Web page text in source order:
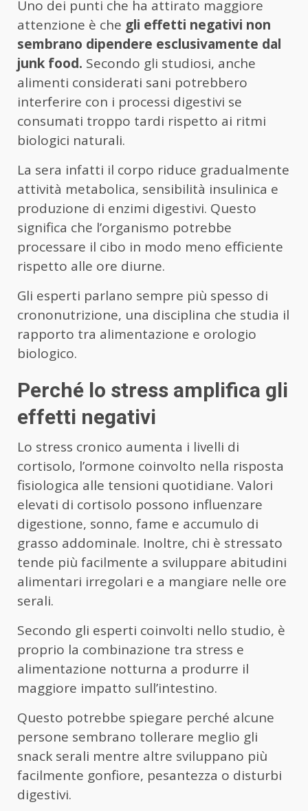
Uno dei punti che ha attirato maggiore
attenzione è che gli effetti negativi non
sembrano dipendere esclusivamente dal
junk food. Secondo gli studiosi, anche
alimenti considerati sani potrebbero
interferire con i processi digestivi se
consumati troppo tardi rispetto ai ritmi
biologici naturali.
La sera infatti il corpo riduce gradualmente
attività metabolica, sensibilità insulinica e
produzione di enzimi digestivi. Questo
significa che l’organismo potrebbe
processare il cibo in modo meno efficiente
rispetto alle ore diurne.
Gli esperti parlano sempre più spesso di
crononutrizione, una disciplina che studia il
rapporto tra alimentazione e orologio
biologico.
Perché lo stress amplifica gli
effetti negativi
Lo stress cronico aumenta i livelli di
cortisolo, l’ormone coinvolto nella risposta
fisiologica alle tensioni quotidiane. Valori
elevati di cortisolo possono influenzare
digestione, sonno, fame e accumulo di
grasso addominale. Inoltre, chi è stressato
tende più facilmente a sviluppare abitudini
alimentari irregolari e a mangiare nelle ore
serali.
Secondo gli esperti coinvolti nello studio, è
proprio la combinazione tra stress e
alimentazione notturna a produrre il
maggiore impatto sull’intestino.
Questo potrebbe spiegare perché alcune
persone sembrano tollerare meglio gli
snack serali mentre altre sviluppano più
facilmente gonfiore, pesantezza o disturbi
digestivi.